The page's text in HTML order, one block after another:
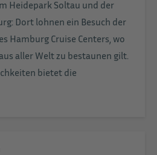
Heidepark Soltau und der
Dort lohnen ein Besuch der
Hamburg Cruise Centers, wo
aller Welt zu bestaunen gilt.
bietet die